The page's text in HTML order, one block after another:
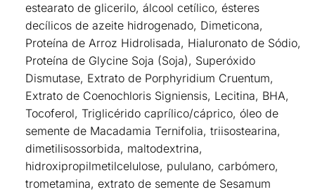
estearato de glicerilo, álcool cetílico, ésteres
decílicos de azeite hidrogenado, Dimeticona,
Proteína de Arroz Hidrolisada, Hialuronato de Sódio,
Proteína de Glycine Soja (Soja), Superóxido
Dismutase, Extrato de Porphyridium Cruentum,
Extrato de Coenochloris Signiensis, Lecitina, BHA,
Tocoferol, Triglicérido caprílico/cáprico, óleo de
semente de Macadamia Ternifolia, triisostearina,
dimetilisossorbida, maltodextrina,
hidroxipropilmetilcelulose, pululano, carbómero,
trometamina, extrato de semente de Sesamum